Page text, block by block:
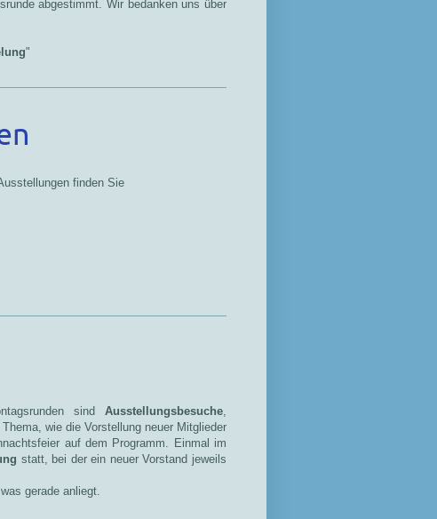
abgestimmt. Wir bedanken uns über
"
finden Sie
sind Ausstellungsbesuche,
wie die Vorstellung neuer Mitglieder
auf dem Programm. Einmal im
statt, bei der ein neuer Vorstand jeweils
gerade anliegt.